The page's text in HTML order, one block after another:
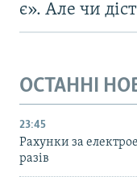
є». Але чи
ОСТАННІ
23:45
Рахунки за
разів